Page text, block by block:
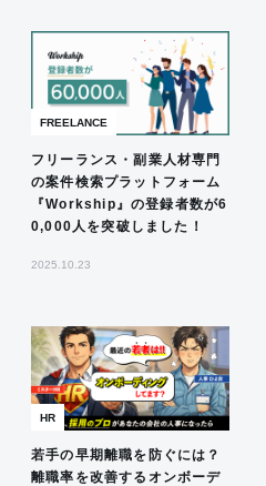
FREELANCE
フリーランス・副業人材専門
の案件検索プラットフォーム
『Workship』の登録者数が6
0,000人を突破しました！
2025.10.23
HR
若手の早期離職を防ぐには？
離職率を改善するオンボーデ